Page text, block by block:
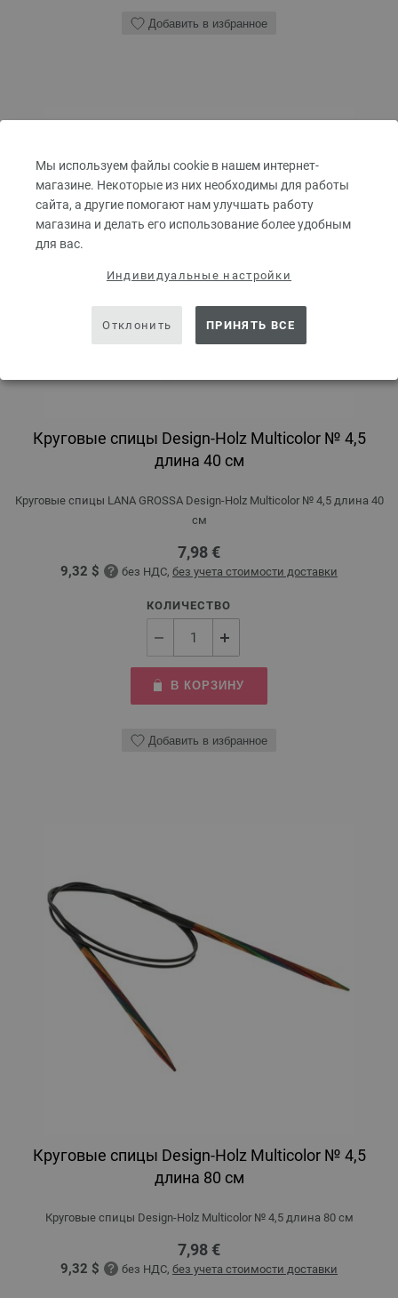
Мы используем файлы cookie в нашем интернет-
магазине. Некоторые из них необходимы для работы
сайта, а другие помогают нам улучшать работу
магазина и делать его использование более удобным
для вас.
Индивидуальные настройки
Отклонить ПРИНЯТЬ ВСЕ
Добавить в избранное
Круговые спицы Design-Holz Multicolor № 4,5
длина 40 см
Круговые спицы LANA GROSSA Design-Holz Multicolor № 4,5 длина 40
см
7,98 €
9,32 $ без НДС, без учета стоимости доставки
КОЛИЧЕСТВО
В КОРЗИНУ
Добавить в избранное
Круговые спицы Design-Holz Multicolor № 4,5
длина 80 см
Круговые спицы Design-Holz Multicolor № 4,5 длина 80 см
7,98 €
9,32 $ без НДС, без учета стоимости доставки